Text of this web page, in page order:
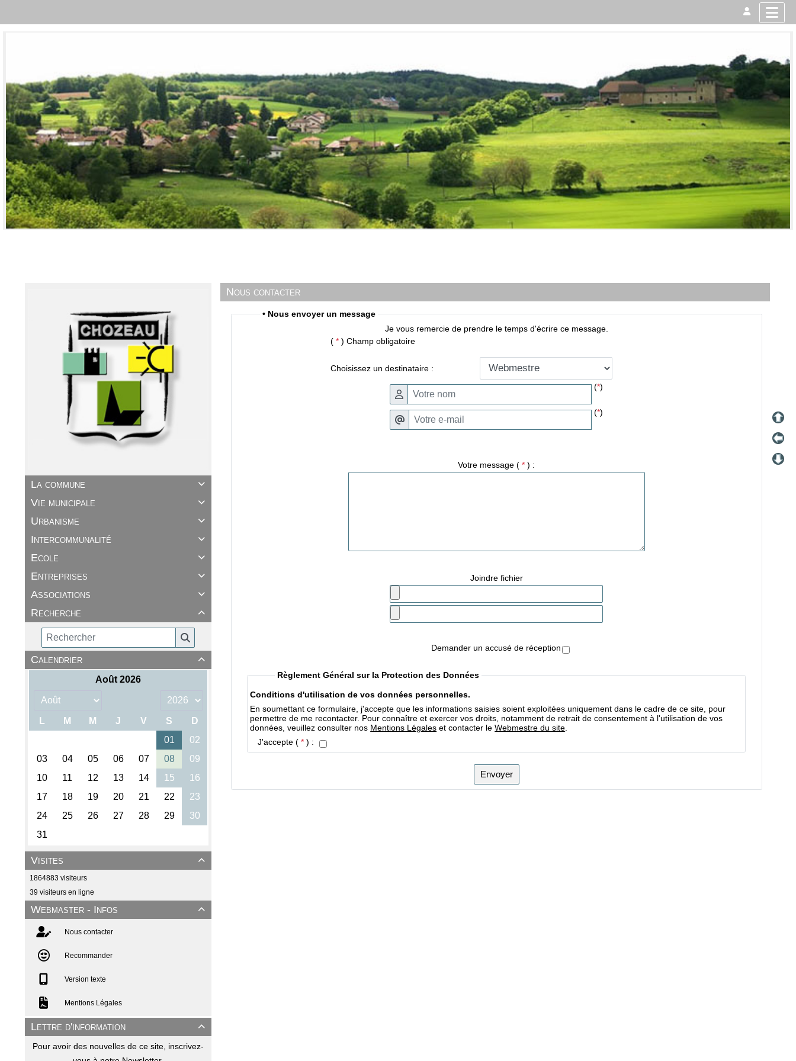

La commune

Vie municipale

Urbanisme

Intercommunalité

Ecole

Entreprises

Associations

Recherche

Calendrier

Visites
1864883 visiteurs
39 visiteurs en ligne

Webmaster - Infos
Nous contacter
Recommander
Version texte
Mentions Légales

Lettre d'information
Pour avoir des nouvelles de ce site, inscrivez-
Nous contacter
• Nous envoyer un message
Je vous remercie de prendre le temps d'écrire ce message.
( *) Champ obligatoire
Choisissez un destinataire :
(*)
(*)
Votre message ( *) :
Joindre fichier
Demander un accusé de réception
Règlement Général sur la Protection des Données
Conditions d'utilisation de vos données personnelles.
En soumettant ce formulaire, j'accepte que les informations saisies soient exploitées uniquement dans le cadre de ce site, pour
permettre de me recontacter. Pour connaître et exercer vos droits, notamment de retrait de consentement à l'utilisation de vos
données, veuillez consulter nos Mentions Légales et contacter leWebmestre du site
J'accepte (* ) :
Envoyer